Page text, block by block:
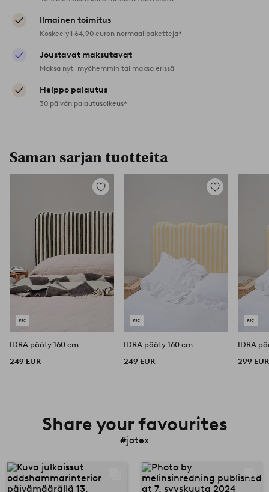
Ilmainen toimitus
Koskee yli 64,90 euron normaalipaketteja*
Joustavat maksutavat
Maksa nyt, myöhemmin tai maksa erissä
Helppo palautus
30 päivän palautusoikeus*
Saman sarjan tuotteita
Lisää
IDRA pääty 160 cm
249 EUR
Lisää
IDRA pääty 160 cm
249 EUR
299 EUR
Share your favourites
#jotex